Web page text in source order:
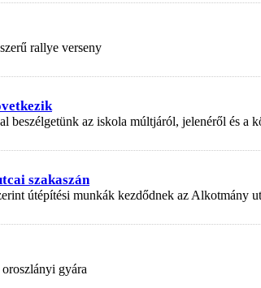
rallye verseny
az iskola múltjáról, jelenéről és a
szakaszán
útépítési munkák kezdődnek az Alkotmány
gyára